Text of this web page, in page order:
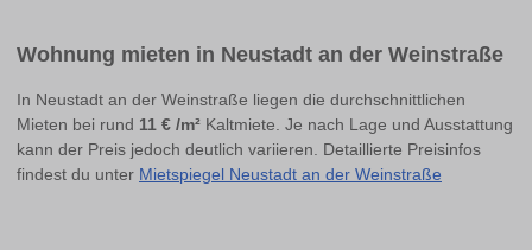
Wohnung mieten in Neustadt an der Weinstraße
In Neustadt an der Weinstraße liegen die durchschnittlichen
Mieten bei rund 11 € /m² Kaltmiete. Je nach Lage und Ausstattung
kann der Preis jedoch deutlich variieren. Detaillierte Preisinfos
findest du unter Mietspiegel Neustadt an der Weinstraße